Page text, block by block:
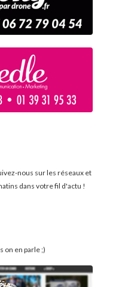
nous sur les réseaux et
dans votre fil d'actu !
on en parle ;)